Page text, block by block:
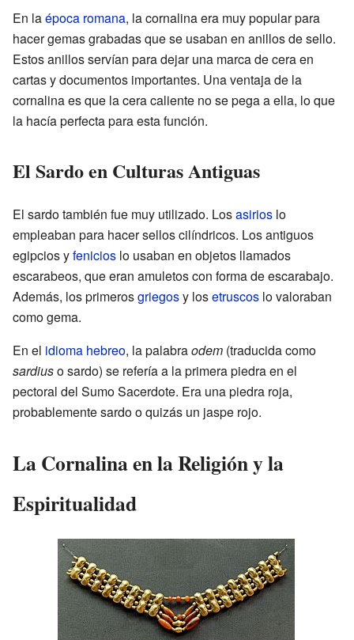
En laépoca romana, la cornalina era muy popular para
hacer gemas grabadas que se usaban en anillos de sello.
Estos anillos servían para dejar una marca de cera en
cartas y documentos importantes. Una ventaja de la
cornalina es que la cera caliente no se pega a ella, lo que
la hacía perfecta para esta función.
El Sardo en Culturas Antiguas
El sardo también fue muy utilizado. Losasirios lo
empleaban para hacer sellos cilíndricos. Los antiguos
egipcios yfenicios lo usaban en objetos llamados
escarabeos, que eran amuletos con forma de escarabajo.
Además, los primerosgriegosy losetruscos lo valoraban
como gema.
En el idioma hebreo, la palabraodem (traducida como
sardiuso sardo) se refería a la primera piedra en el
pectoral del Sumo Sacerdote. Era una piedra roja,
probablemente sardo o quizás un jaspe rojo.
La Cornalina en la Religión y la
Espiritualidad